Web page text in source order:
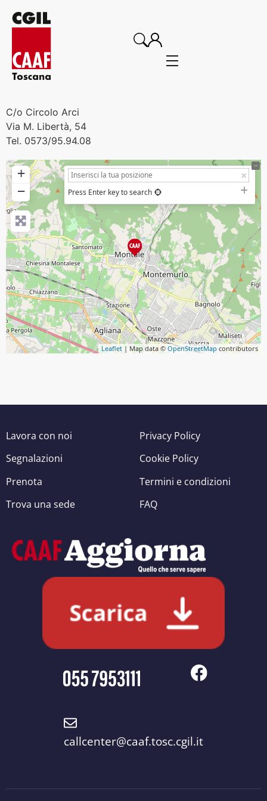
C/o Circolo Arci
Via M. Libertà, 54
Tel. 0573/95.94.08
+
−
Press Enter key to search
Leaflet | Map data © OpenStreetMap contributors
Lavora con noi
Segnalazioni
Prenota
Trova una sede
Privacy Policy
Cookie Policy
Termini e condizioni
FAQ
callcenter@caaf.tosc.cgil.it